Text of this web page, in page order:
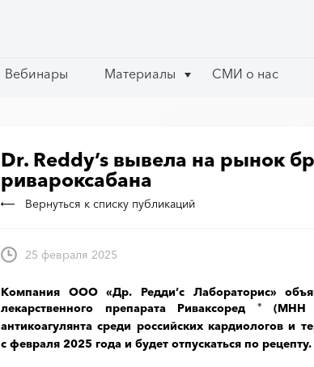
Вебинары Материалы СМИ о нас
Вебинары Материалы СМИ о нас
Dr. Reddy’s вывела на рынок
ривароксабана
Вернуться к списку публикаций
25 февраля 2025
Компания ООО «Др. Редди’с Лабораторис»
лекарственного препарата Риваксоред
®(МНН
антикоагулянта среди российских кардиологов и
с февраля 2025 года и будет отпускаться по рецепту.